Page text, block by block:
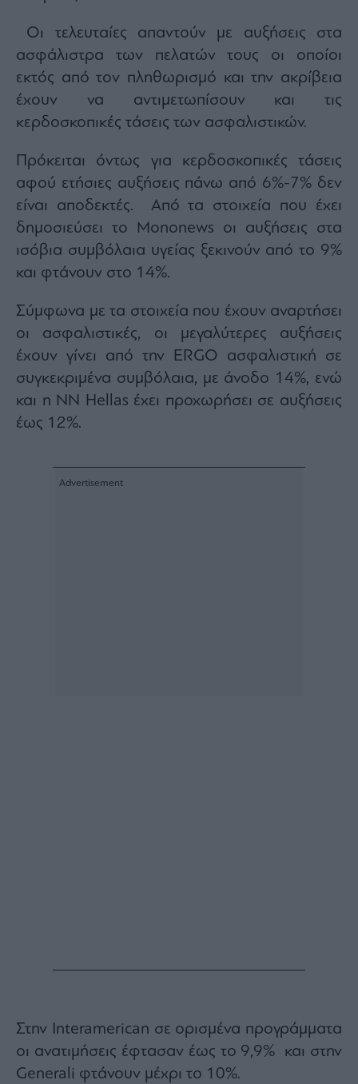
Monocle
Lab
Mononews100
Εγγραφείτε
στο
Newsletter
του
mononews.gr
By
submitting
your
email,
you
to
our
Terms
and
Privacy
Notice.
Οι τελευταίες απαντούν με αυξήσεις στα
ασφάλιστρα των πελατών τους οι οποίοι
εκτός από τον πληθωρισμό και την ακρίβεια
έχουν να αντιμετωπίσουν και τις
κερδοσκοπικές τάσεις των ασφαλιστικών.
Πρόκειται όντως για κερδοσκοπικές τάσεις
αφού ετήσιες αυξήσεις πάνω από 6%-7% δεν
είναι αποδεκτές. Από τα στοιχεία που έχει
δημοσιεύσει το Mononews οι αυξήσεις στα
ισόβια συμβόλαια υγείας ξεκινούν από το 9%
και φτάνουν στο 14%.
Σύμφωνα με τα στοιχεία που έχουν αναρτήσει
οι ασφαλιστικές, οι μεγαλύτερες αυξήσεις
έχουν γίνει από την ERGO ασφαλιστική σε
συγκεκριμένα συμβόλαια, με άνοδο 14%, ενώ
και η NN Hellas έχει προχωρήσει σε αυξήσεις
έως 12%.
Στην Interamerican σε ορισμένα προγράμματα
οι ανατιμήσεις έφτασαν έως το 9,9% και στην
Generali φτάνουν μέχρι το 10%.